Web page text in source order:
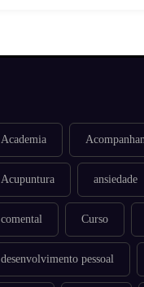
Academia
Acupuntura ansiedade
comental Curso
desenvolvimento pessoal